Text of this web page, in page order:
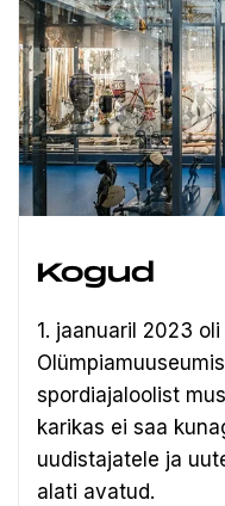
Kogud
1. jaanuaril 2023
spordiajaloolist
karikas ei saa
uudistajatele ja
alati avatud.